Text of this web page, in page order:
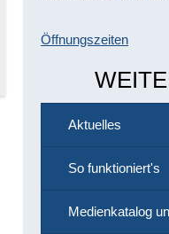
Öffnungszeiten
Aktuelles
So funktioniert's
Medienkatalog